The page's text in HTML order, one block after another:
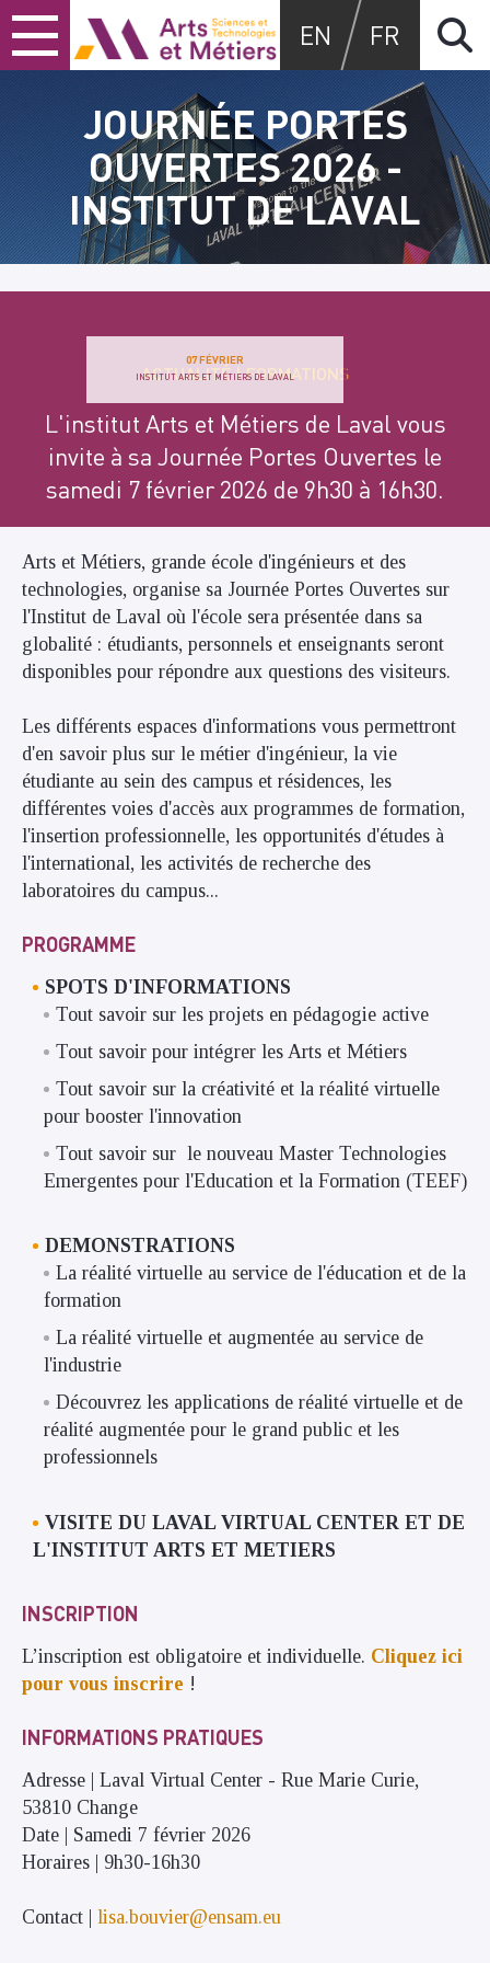
Skip
to
content
Skip
to
main
menu
Skip
to
search
Arts et métiers
EN FR
JOURNÉE PORTES
OUVERTES 2026 -
INSTITUT DE LAVAL
07 FÉVRIER
INSTITUT ARTS ET MÉTIERS DE LAVAL
ACTUALITÉ FORMATIONS
L'institut Arts et Métiers de Laval vous
invite à sa Journée Portes Ouvertes le
samedi 7 février 2026 de 9h30 à 16h30.
Arts et Métiers, grande école d'ingénieurs et des
technologies, organise sa Journée Portes Ouvertes sur
l'Institut de Laval où l'école sera présentée dans sa
globalité : étudiants, personnels et enseignants seront
disponibles pour répondre aux questions des visiteurs.
Les différents espaces d'informations vous permettront
d'en savoir plus sur le métier d'ingénieur, la vie
étudiante au sein des campus et résidences, les
différentes voies d'accès aux programmes de formation,
l'insertion professionnelle, les opportunités d'études à
l'international, les activités de recherche des
laboratoires du campus...
PROGRAMME
SPOTS D'INFORMATIONS
Tout savoir sur les projets en pédagogie active
Tout savoir pour intégrer les Arts et Métiers
Tout savoir sur la créativité et la réalité virtuelle
pour booster l'innovation
Tout savoir sur le nouveau Master Technologies
Emergentes pour l'Education et la Formation (TEEF)
DEMONSTRATIONS
La réalité virtuelle au service de l'éducation et de la
formation
La réalité virtuelle et augmentée au service de
l'industrie
Découvrez les applications de réalité virtuelle et de
réalité augmentée pour le grand public et les
professionnels
VISITE DU LAVAL VIRTUAL CENTER ET DE
L'INSTITUT ARTS ET METIERS
INSCRIPTION
L’inscription est obligatoire et individuelle. Cliquez ici
pour vous inscrire !
INFORMATIONS PRATIQUES
Adresse | Laval Virtual Center - Rue Marie Curie,
53810 Change
Date | Samedi 7 février 2026
Horaires | 9h30-16h30
Contact | lisa.bouvier@ensam.eu